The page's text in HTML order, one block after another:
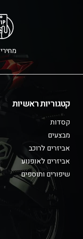
מחירי VIP
קטגוריות ראשיות
קסדות
מבצעים
אביזרים לרוכב
אביזרים לאופנוע
שיפורים ותוספים